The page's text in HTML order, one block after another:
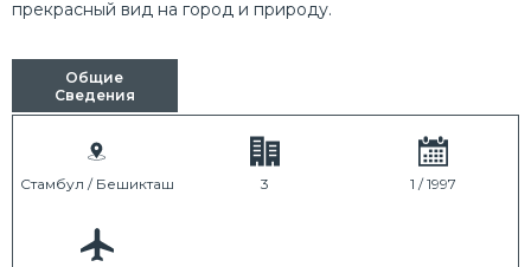
прекрасный вид на город и природу.
Общие
Сведения
Стамбул / Бешикташ 3 1 / 1997